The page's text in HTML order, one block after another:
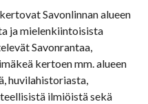
kertovat Savonlinnan alueen
ja mielenkiintoisista
Savonrantaa,
kertoen mm. alueen
huvilahistoriasta,
ilmiöistä sekä